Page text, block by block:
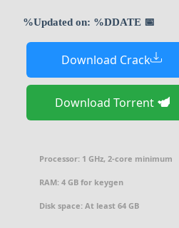
📅 Updated on: %DDATE%
Download Crack
Download Torrent
Processor: 1 GHz, 2-core minimum
RAM: 4 GB for keygen
Disk space: At least 64 GB